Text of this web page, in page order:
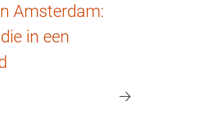
Amsterdam:
in een